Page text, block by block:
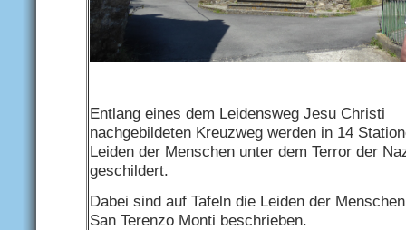
Entlang eines dem Leidensweg Jesu Christi
nachgebildeten Kreuzweg werden in 14
Leiden der Menschen unter dem Terror der
geschildert.
Dabei sind auf Tafeln die Leiden der
San Terenzo Monti beschrieben.